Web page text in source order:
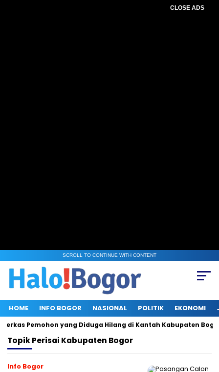
CLOSE ADS
SCROLL TO CONTINUE WITH CONTENT
HOME INFO BOGOR NASIONAL POLITIK EKONOMI
Pemohon yang Diduga Hilang di Kantah Kabupaten Bogor
TopikPerisai Kabupaten Bogor
Info Bogor